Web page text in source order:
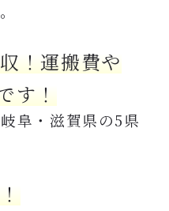
！運搬費や
す！
阜・滋賀県の5県